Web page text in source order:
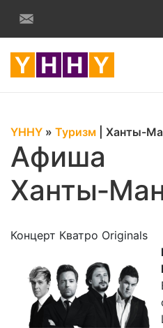
YHHY » Туризм Ханты-
Афиша
Концерт Кватро Originals